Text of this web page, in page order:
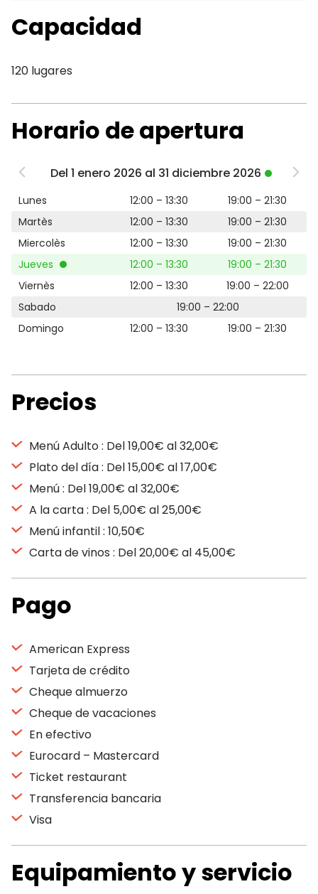
Capacidad
120 lugares
Horario de apertura
Del 1 enero 2026 al 31 diciembre 2026
Lunes 12:00 – 13:30
19:00 – 21:30
Martès
12:00 – 13:30
19:00 – 21:30
Miercolès
12:00 – 13:30
19:00 – 21:30
Jueves
12:00 – 13:30
19:00 – 21:30
Viernès
12:00 – 13:30
19:00 – 22:00
Sabado
19:00 – 22:00
Domingo
12:00 – 13:30 19:00 – 21:30
Precios
Menú Adulto : Del 19,00€ al 32,00€
Plato del día : Del 15,00€ al 17,00€
Menú : Del 19,00€ al 32,00€
A la carta : Del 5,00€ al 25,00€
Menú infantil : 10,50€
Carta de vinos : Del 20,00€ al 45,00€
Pago
American Express
Tarjeta de crédito
Cheque almuerzo
Cheque de vacaciones
En efectivo
Eurocard – Mastercard
Ticket restaurant
Transferencia bancaria
Visa
Equipamiento y servicio